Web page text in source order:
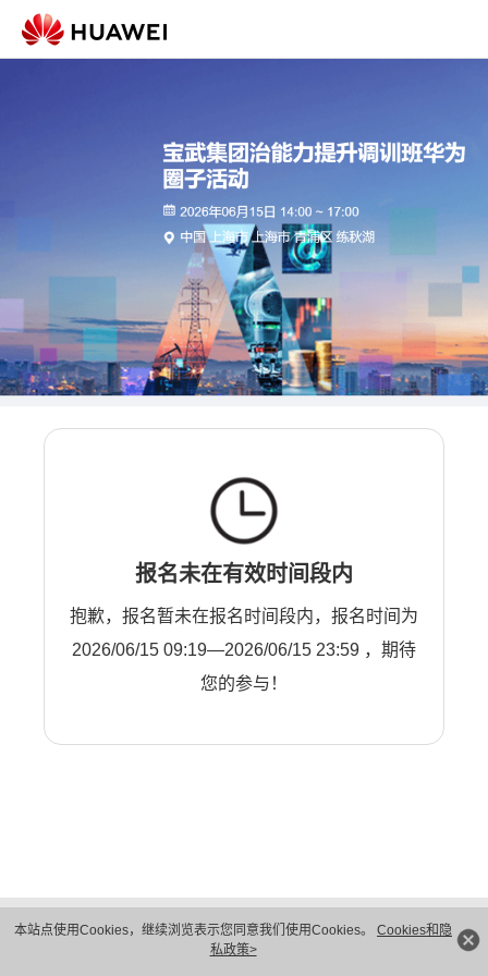
本站点使用Cookies，继续浏览表示您同意我们使用Cookies。 Cookies和隐
私政策>
报名未在有效时间段内
抱歉，报名暂未在报名时间段内，报名时间为
2026/06/15 09:19—2026/06/15 23:59 ，期待
您的参与！
隐私保护
法律声明